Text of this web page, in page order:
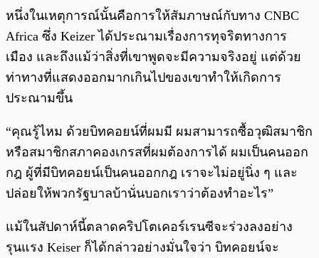
หนึ่งในเหตุการณ์นั้นคือการให้สัมภาษณ์กับทาง CNBC
Africa ซึ่ง Keizer ได้ประณามเรื่องการทุจริตทางการ
เมือง และถึงแม้ว่าสิ่งที่เขาพูดจะมีความจริงอยู่ แต่ด้วย
ท่าทางที่แสดงออกมากเกินไปของเขาทำให้เกิดการ
ประณามขึ้น
“คุณรู้ไหม ด้วยบิทคอยน์ที่ผมมี ผมสามารถซื้อวุฒิสมาชิก
หรือสมาชิกสภาคองเกรสที่ผมต้องการได้ ผมเป็นคนออก
กฎ ผู้ที่มีบิทคอยน์เป็นคนออกกฎ เราจะไม่อยู่นิ่ง ๆ และ
ปล่อยให้พวกรัฐบาลบ้านั่นบอกเราว่าต้องทำอะไร”
แม้ในสัปดาห์นี้ตลาดคริปโตเคอร์เรนซีจะร่วงลงอย่าง
รุนแรง Keiser ก็ได้กล่าวอย่างมั่นใจว่า บิทคอยน์จะ